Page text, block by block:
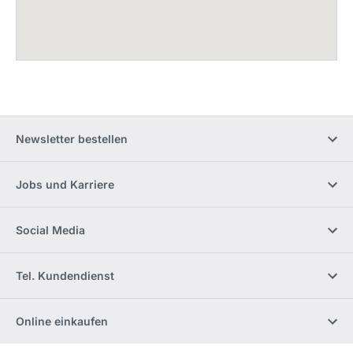
Newsletter bestellen
Jobs und Karriere
Social Media
Tel. Kundendienst
Online einkaufen